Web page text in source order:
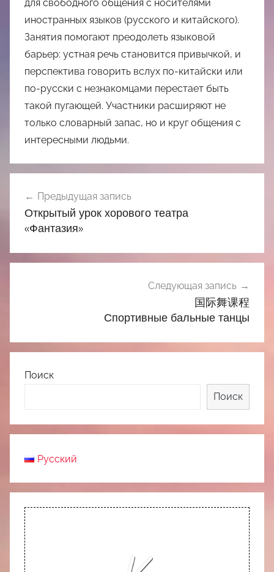
для свободного общения с носителями
иностранных языков (русского и китайского).
Занятия помогают преодолеть языковой
барьер: устная речь становится привычкой, и
перспектива говорить вслух по-китайски или
по-русски с незнакомцами перестает быть
такой пугающей. Участники расширяют не
только словарный запас, но и круг общения с
интересными людьми.
по
записям
Предыдущая запись
Открытый урок хорового театра
«Фантазия»
Следующая запись
国际舞课程
Спортивные бальные танцы
Поиск
Поиск
Русский